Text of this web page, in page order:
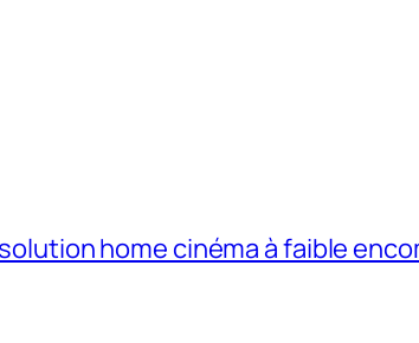
home cinéma à faible